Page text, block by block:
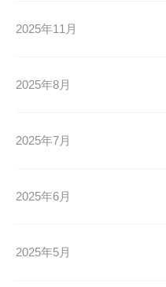
2025年11月
2025年8月
2025年7月
2025年6月
2025年5月